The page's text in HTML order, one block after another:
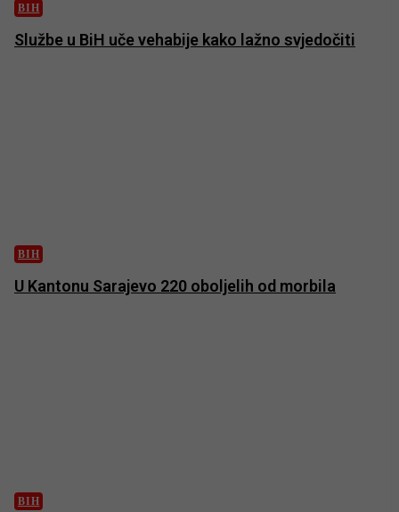
BIH
Službe u BiH uče vehabije kako lažno svjedočiti
BIH
U Kantonu Sarajevo 220 oboljelih od morbila
BIH